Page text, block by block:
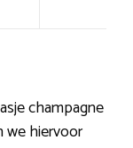
champagne
we hiervoor